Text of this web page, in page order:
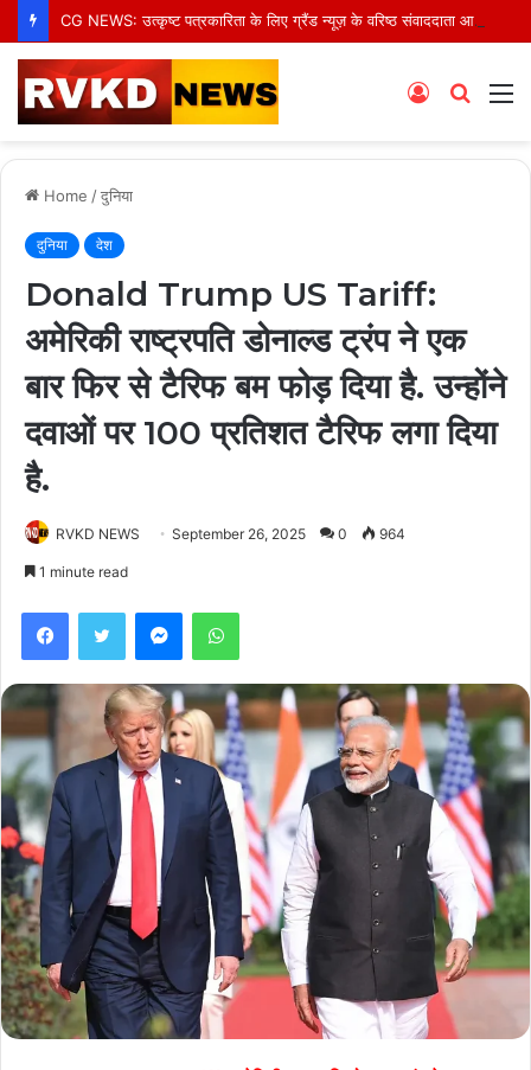
CG NEWS: उत्कृष्ट पत्रकारिता के लिए ग्रैंड न्यूज़ के वरिष्ठ संवाददाता आर.के. राजपूत हुए सम्मानित
Search
Log
Home /दुनिया
दुनिया देश
Donald Trump US Tariff:
अमेरिकी राष्ट्रपति डोनाल्ड ट्रंप ने एक
बार फिर से टैरिफ बम फोड़ दिया है. उन्होंने
दवाओं पर 100 प्रतिशत टैरिफ लगा दिया
है.
RVKD NEWS September 26, 2025 0 964
1 minute read
FacebookTwitter MessengerWhatsApp